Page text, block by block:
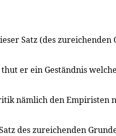
Satz (des zureichenden
er ein Geständnis
nämlich den Empiristen
des zureichenden